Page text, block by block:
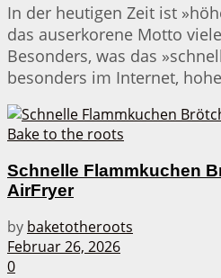
In der heutigen Zeit ist
das auserkorene Motto
Besonders, was das
besonders im Internet,
Schnelle Flammkuchen
AirFryer
by baketotheroots
Februar 26, 2026
0